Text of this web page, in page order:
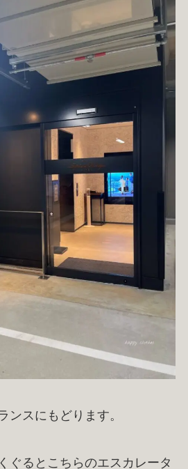
ンスにもどります。
ぐるとこちらのエスカレータ